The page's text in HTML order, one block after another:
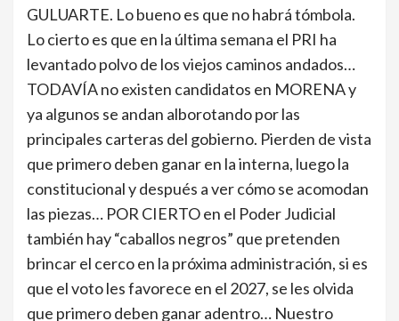
GULUARTE. Lo bueno es que no habrá tómbola.
Lo cierto es que en la última semana el PRI ha
levantado polvo de los viejos caminos andados…
TODAVÍA no existen candidatos en MORENA y
ya algunos se andan alborotando por las
principales carteras del gobierno. Pierden de vista
que primero deben ganar en la interna, luego la
constitucional y después a ver cómo se acomodan
las piezas… POR CIERTO en el Poder Judicial
también hay “caballos negros” que pretenden
brincar el cerco en la próxima administración, si es
que el voto les favorece en el 2027, se les olvida
que primero deben ganar adentro… Nuestro